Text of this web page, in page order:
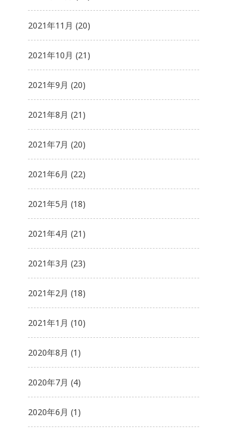
2021年11月 (20)
2021年10月 (21)
2021年9月 (20)
2021年8月 (21)
2021年7月 (20)
2021年6月 (22)
2021年5月 (18)
2021年4月 (21)
2021年3月 (23)
2021年2月 (18)
2021年1月 (10)
2020年8月 (1)
2020年7月 (4)
2020年6月 (1)